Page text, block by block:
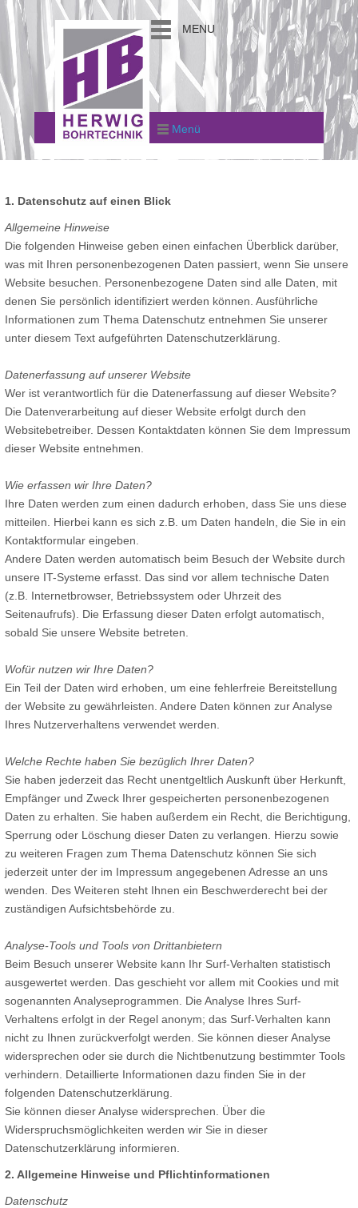
MENU
Menü
1. Datenschutz auf einen Blick
Allgemeine Hinweise
Die folgenden Hinweise geben einen einfachen Überblick darüber,
was mit Ihren personenbezogenen Daten passiert, wenn Sie unsere
Website besuchen. Personenbezogene Daten sind alle Daten, mit
denen Sie persönlich identifiziert werden können. Ausführliche
Informationen zum Thema Datenschutz entnehmen Sie unserer
unter diesem Text aufgeführten Datenschutzerklärung.
Datenerfassung auf unserer Website
Wer ist verantwortlich für die Datenerfassung auf dieser Website?
Die Datenverarbeitung auf dieser Website erfolgt durch den
Websitebetreiber. Dessen Kontaktdaten können Sie dem Impressum
dieser Website entnehmen.
Wie erfassen wir Ihre Daten?
Ihre Daten werden zum einen dadurch erhoben, dass Sie uns diese
mitteilen. Hierbei kann es sich z.B. um Daten handeln, die Sie in ein
Kontaktformular eingeben.
Andere Daten werden automatisch beim Besuch der Website durch
unsere IT-Systeme erfasst. Das sind vor allem technische Daten
(z.B. Internetbrowser, Betriebssystem oder Uhrzeit des
Seitenaufrufs). Die Erfassung dieser Daten erfolgt automatisch,
sobald Sie unsere Website betreten.
Wofür nutzen wir Ihre Daten?
Ein Teil der Daten wird erhoben, um eine fehlerfreie Bereitstellung
der Website zu gewährleisten. Andere Daten können zur Analyse
Ihres Nutzerverhaltens verwendet werden.
Welche Rechte haben Sie bezüglich Ihrer Daten?
Sie haben jederzeit das Recht unentgeltlich Auskunft über Herkunft,
Empfänger und Zweck Ihrer gespeicherten personenbezogenen
Daten zu erhalten. Sie haben außerdem ein Recht, die Berichtigung,
Sperrung oder Löschung dieser Daten zu verlangen. Hierzu sowie
zu weiteren Fragen zum Thema Datenschutz können Sie sich
jederzeit unter der im Impressum angegebenen Adresse an uns
wenden. Des Weiteren steht Ihnen ein Beschwerderecht bei der
zuständigen Aufsichtsbehörde zu.
Analyse-Tools und Tools von Drittanbietern
Beim Besuch unserer Website kann Ihr Surf-Verhalten statistisch
ausgewertet werden. Das geschieht vor allem mit Cookies und mit
sogenannten Analyseprogrammen. Die Analyse Ihres Surf-
Verhaltens erfolgt in der Regel anonym; das Surf-Verhalten kann
nicht zu Ihnen zurückverfolgt werden. Sie können dieser Analyse
widersprechen oder sie durch die Nichtbenutzung bestimmter Tools
verhindern. Detaillierte Informationen dazu finden Sie in der
folgenden Datenschutzerklärung.
Sie können dieser Analyse widersprechen. Über die
Widerspruchsmöglichkeiten werden wir Sie in dieser
Datenschutzerklärung informieren.
2. Allgemeine Hinweise und Pflichtinformationen
Datenschutz